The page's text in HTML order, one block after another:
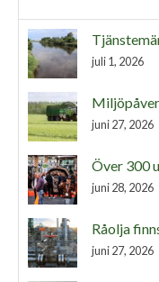
juli 1, 2026
juni 27, 2026
Över 300
juni 28, 2026
Råolja
juni 27, 2026